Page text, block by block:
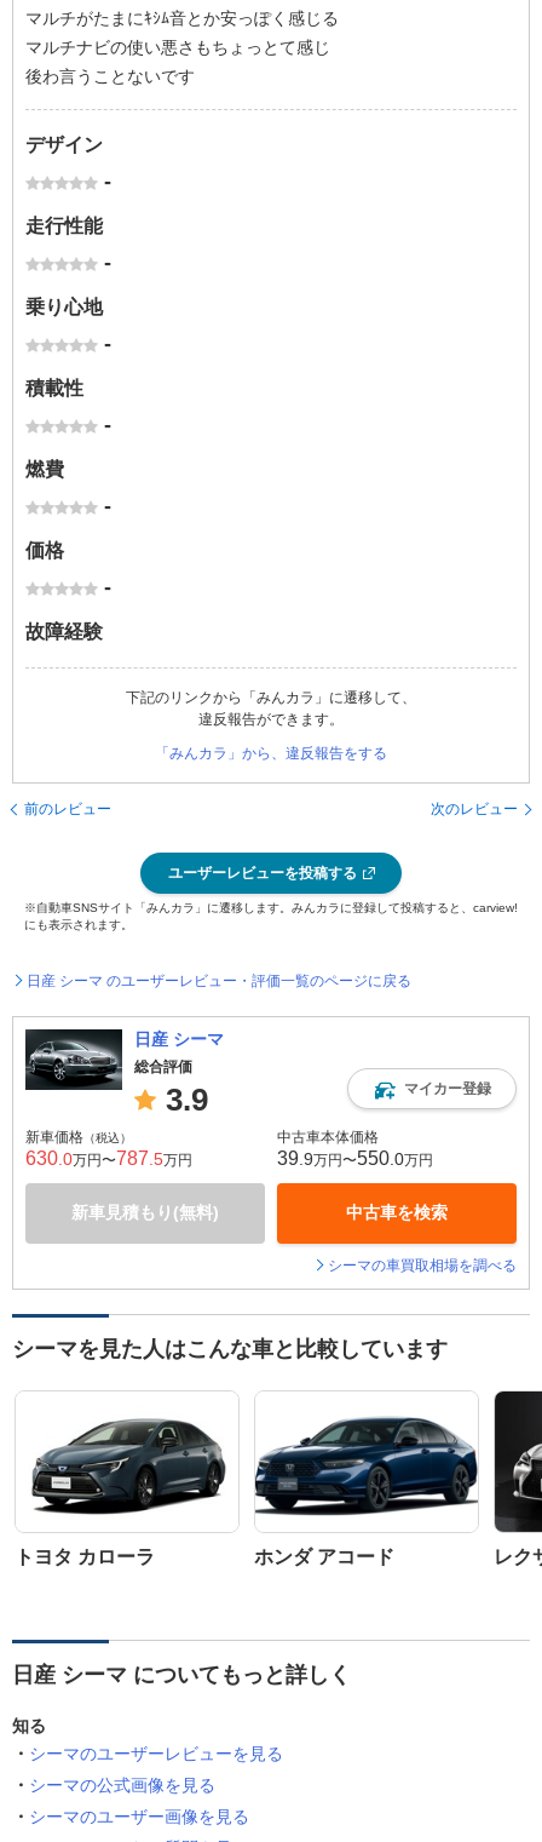
マルチがたまにｷｼﾑ音とか安っぽく感じる
マルチナビの使い悪さもちょっとて感じ
後わ言うことないです
デザイン
-
走行性能
-
乗り心地
-
積載性
-
燃費
-
価格
-
故障経験
下記のリンクから「みんカラ」に遷移して、
違反報告ができます。
「みんカラ」から、違反報告をする
前のレビュー 次のレビュー
ユーザーレビューを投稿する
※自動車SNSサイト「みんカラ」に遷移します。みんカラに登録して投稿すると、carview!
にも表示されます。
日産 シーマ のユーザーレビュー・評価一覧のページに戻る
日産 シーマ
総合評価
3.9 マイカー登録
新車価格 （税込）
630 .0万円〜787 .5万円
新車見積もり(無料)
中古車本体価格
39 .9万円〜550 .0万円
中古車を検索
シーマの車買取相場を調べる
シーマを見た人はこんな車と比較しています
トヨタ カローラ ホンダ アコード レク
日産 シーマ についてもっと詳しく
知る
シーマのユーザーレビューを見る
シーマの公式画像を見る
シーマのユーザー画像を見る